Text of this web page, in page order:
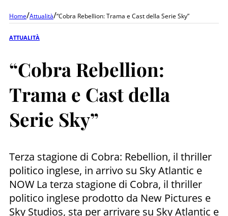
Home/Attualità/“Cobra Rebellion: Trama e Cast della Serie Sky”
ATTUALITÀ
“Cobra Rebellion:
Trama e Cast della
Serie Sky”
Terza stagione di Cobra: Rebellion, il thriller
politico inglese, in arrivo su Sky Atlantic e
NOW La terza stagione di Cobra, il thriller
politico inglese prodotto da New Pictures e
Sky Studios, sta per arrivare su Sky Atlantic e